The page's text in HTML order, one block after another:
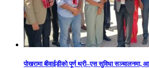
पोखरामा बीवाईडीको पूर्ण थ्री–एस सुविधा